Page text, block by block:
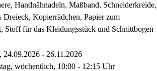
Handnähnadeln, Maßband, Schneiderkreide,
Dreieck, Kopierrädchen, Papier zum
Stoff für das Kleidungsstück und Schnittbogen
24.09.2026 - 26.11.2026
wöchentlich, 10:00 - 12:15 Uhr